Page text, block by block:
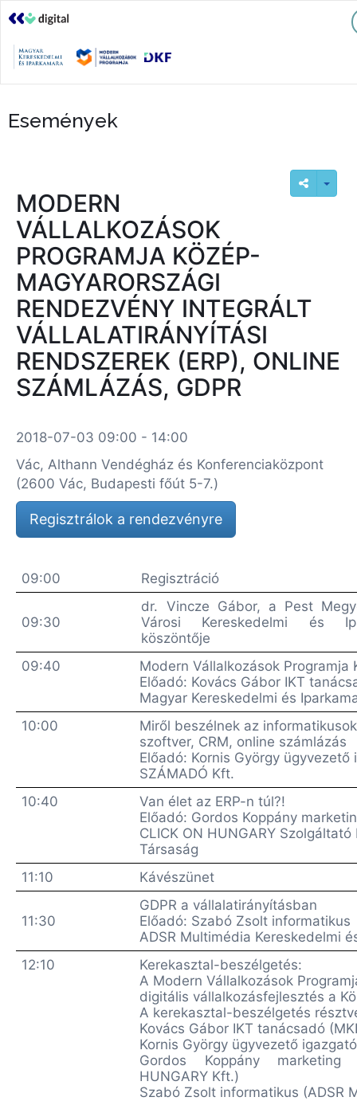
Események
MODERN
VÁLLALKOZÁSOK
PROGRAMJA KÖZÉP-
MAGYARORSZÁGI
RENDEZVÉNY INTEGRÁLT
VÁLLALATIRÁNYÍTÁSI
RENDSZEREK (ERP), ONLINE
SZÁMLÁZÁS, GDPR
2018-07-03 09:00 - 14:00
Vác, Althann Vendégház és Konferenciaközpont
(2600 Vác, Budapesti főút 5-7.)
Regisztrálok a rendezvényre
09:00 Regisztráció
09:30
dr. Vincze Gábor, a Pest
Városi Kereskedelmi és
köszöntője
09:40
Modern Vállalkozások Programja
Előadó: Kovács Gábor IKT
Magyar Kereskedelmi és
10:00
Miről beszélnek az
szoftver, CRM, online számlázás
Előadó: Kornis György ügyvezető
SZÁMADÓ Kft.
10:40
Van élet az ERP-n túl?!
Előadó: Gordos Koppány
CLICK ON HUNGARY
Társaság
11:10
Kávészünet
11:30
GDPR a vállalatirányításban
Előadó: Szabó Zsolt informatikus
ADSR Multimédia Kereskedelmi
12:10
Kerekasztal-beszélgetés:
A Modern Vállalkozások
digitális vállalkozásfejlesztés a
A kerekasztal-beszélgetés
Kovács Gábor IKT tanácsadó
Kornis György ügyvezető
Gordos Koppány
HUNGARY Kft.)
Szabó Zsolt informatikus (ADSR